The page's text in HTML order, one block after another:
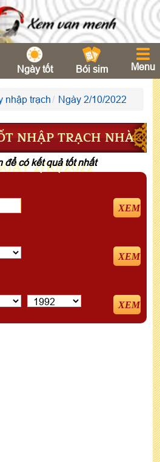
Ngày tốt Bói sim Menu
nhập trạch Ngày 2/10/2022
NHẬP TRẠCH NHÀ
2/10/2022
để có kết quả tốt nhất
XEM
XEM
XEM